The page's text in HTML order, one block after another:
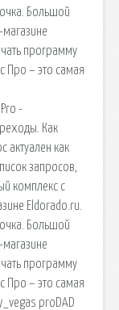
Большой
программу
Про – это самая
-
Как
актуален как
запросов,
комплекс с
Eldorado.ru.
Большой
программу
Про – это самая
proDAD